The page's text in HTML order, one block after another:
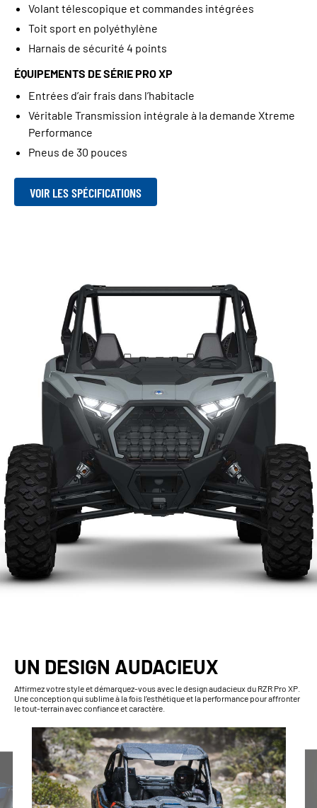
Volant télescopique et commandes intégrées
Toit sport en polyéthylène
Harnais de sécurité 4 points
ÉQUIPEMENTS DE SÉRIE PRO XP
Entrées d’air frais dans l’habitacle
Véritable Transmission intégrale à la demande Xtreme
Performance
Pneus de 30 pouces
VOIR LES SPÉCIFICATIONS
UN DESIGN AUDACIEUX
Affirmez votre style et démarquez-vous avec le design audacieux du RZR Pro XP.
Une conception qui sublime à la fois l’esthétique et la performance pour affronter
le tout-terrain avec confiance et caractère.